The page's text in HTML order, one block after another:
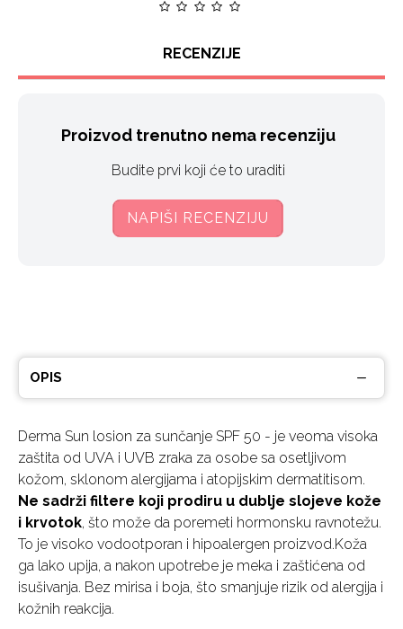
OPIS
Derma Sun losion za sunčanje SPF 50 - je veoma visoka
zaštita od UVA i UVB zraka za osobe sa osetljivom
kožom, sklonom alergijama i atopijskim dermatitisom.
Ne sadrži filtere koji prodiru u dublje slojeve kože
i krvotok, što može da poremeti hormonsku ravnotežu.
To je visoko vodootporan i hipoalergen proizvod.Koža
ga lako upija, a nakon upotrebe je meka i zaštićena od
isušivanja. Bez mirisa i boja, što smanjuje rizik od alergija i
kožnih reakcija.
RECENZIJE
Proizvod trenutno nema recenziju
Budite prvi koji će to uraditi
NAPIŠI RECENZIJU